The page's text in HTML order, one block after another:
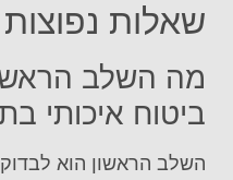
שאלות נפוצות
מה השלב
ביטוח איכותי
השלב הראשון הוא לבדוק